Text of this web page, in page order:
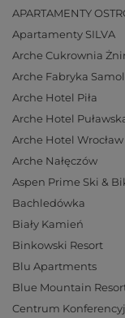
APARTAMENTY
Apartamenty SILVA
Arche Cukrownia
Arche Fabryka
Arche Hotel Piła
Arche Hotel
Arche Hotel Wrocław
Arche Nałęczów
Aspen Prime Ski &
Bachledówka
Biały Kamień
Binkowski Resort
Blu Apartments
Blue Mountain
Centrum